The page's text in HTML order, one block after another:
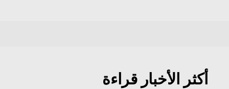
أكثر الأخبار قراءة